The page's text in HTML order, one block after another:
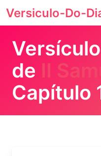
Versiculo-Do-
de II
Capítulo